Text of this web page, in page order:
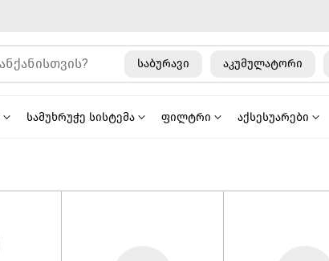
საბურავი აკუმულატორი
სამუხრუჭე სისტემა ფილტრი აქსესუარები